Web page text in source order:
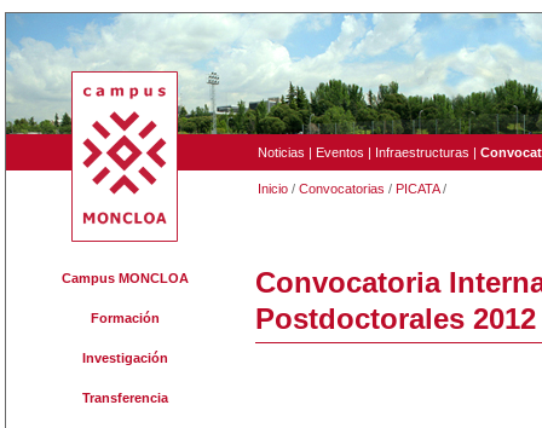
Noticias | Eventos | Infraestructuras |
Inicio / Convocatorias / PICATA/
Campus MONCLOA
Formación
Investigación
Transferencia
Convocatoria
Postdoctorales 2012